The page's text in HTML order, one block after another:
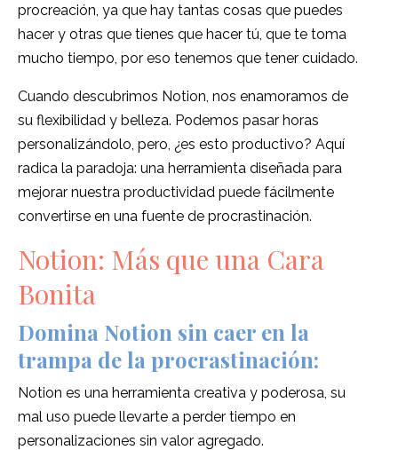
procreación, ya que hay tantas cosas que puedes
hacer y otras que tienes que hacer tú, que te toma
mucho tiempo, por eso tenemos que tener cuidado.
Cuando descubrimos Notion, nos enamoramos de
su flexibilidad y belleza. Podemos pasar horas
personalizándolo, pero, ¿es esto productivo? Aquí
radica la paradoja: una herramienta diseñada para
mejorar nuestra productividad puede fácilmente
convertirse en una fuente de procrastinación.
Notion: Más que una Cara
Bonita
Domina Notion sin caer en la
trampa de la procrastinación:
Notion es una herramienta creativa y poderosa, su
mal uso puede llevarte a perder tiempo en
personalizaciones sin valor agregado.